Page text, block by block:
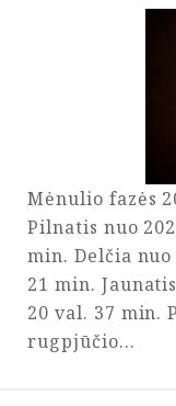
Mėnulio fazės
Pilnatis nuo
min. Delčia
21 min.
20 val. 37 min.
rugpjūčio…